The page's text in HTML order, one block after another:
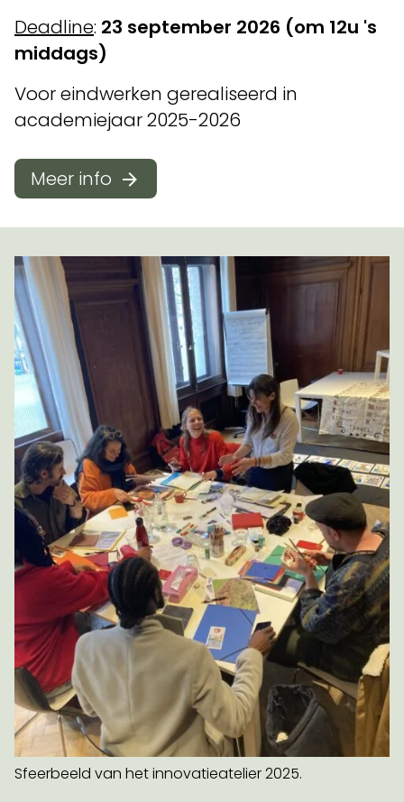
Deadline: 23 september 2026 (om 12u 's
middags)
Voor eindwerken gerealiseerd in
academiejaar 2025-2026
Meer info
Sfeerbeeld van het innovatieatelier 2025.